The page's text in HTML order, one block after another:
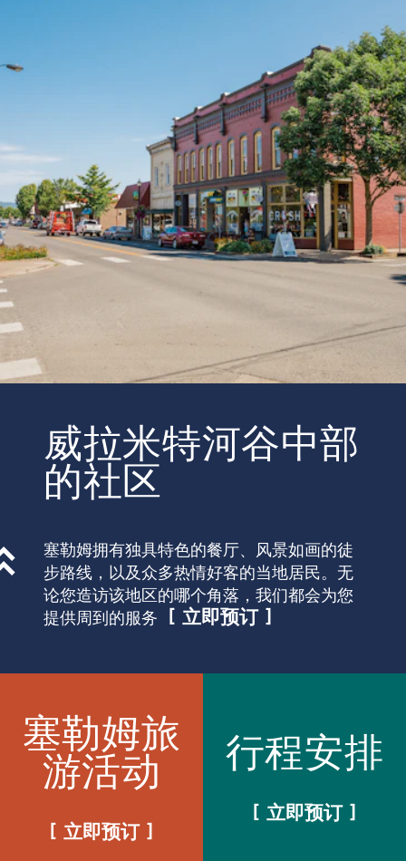
威拉米特河谷中部
的社区
塞勒姆拥有独具特色的餐厅、风景如画的徒
步路线，以及众多热情好客的当地居民。无
论您造访该地区的哪个角落，我们都会为您
提供周到的服务
立即预订
塞勒姆旅
游活动
立即预订
行程安排
立即预订